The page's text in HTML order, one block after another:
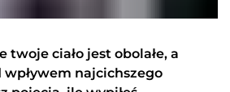
twoje ciało jest obolałe, a
wpływem najcichszego